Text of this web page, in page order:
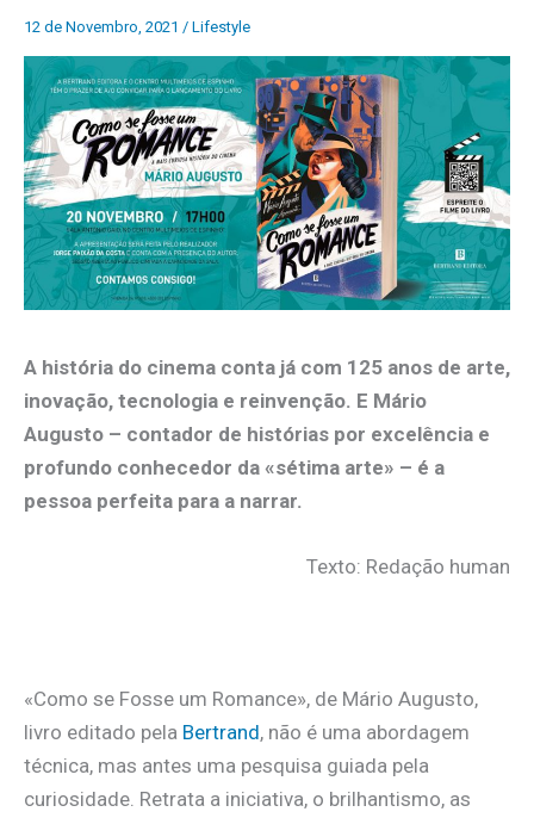
12 de Novembro, 2021 / Lifestyle
A história do cinema conta já com 125 anos de arte,
inovação, tecnologia e reinvenção. E Mário
Augusto – contador de histórias por excelência e
profundo conhecedor da «sétima arte» – é a
pessoa perfeita para a narrar.
Texto: Redação human
«Como se Fosse um Romance», de Mário Augusto,
livro editado pela Bertrand, não é uma abordagem
técnica, mas antes uma pesquisa guiada pela
curiosidade. Retrata a iniciativa, o brilhantismo, as